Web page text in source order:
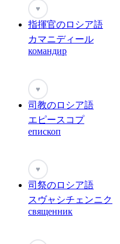
♥
指揮官のロシア語
カマニディール
командир
♥
司教のロシア語
エピースコプ
епископ
♥
司祭のロシア語
スヴャシチェンニク
священник